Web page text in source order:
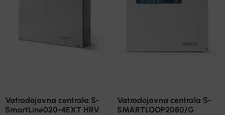
Vatrodojavna centrala S-
SmartLine020-4EXT HRV
Vatrodojavna centrala S-
SMARTLOOP2080/G